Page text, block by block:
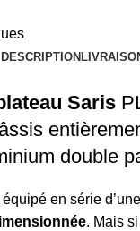
DESCRIPTION
Saris
double
équipé en série d’une
. Mais